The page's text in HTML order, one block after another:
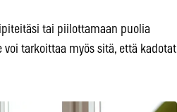
tai piilottamaan puolia
voi tarkoittaa myös sitä, että kadotat